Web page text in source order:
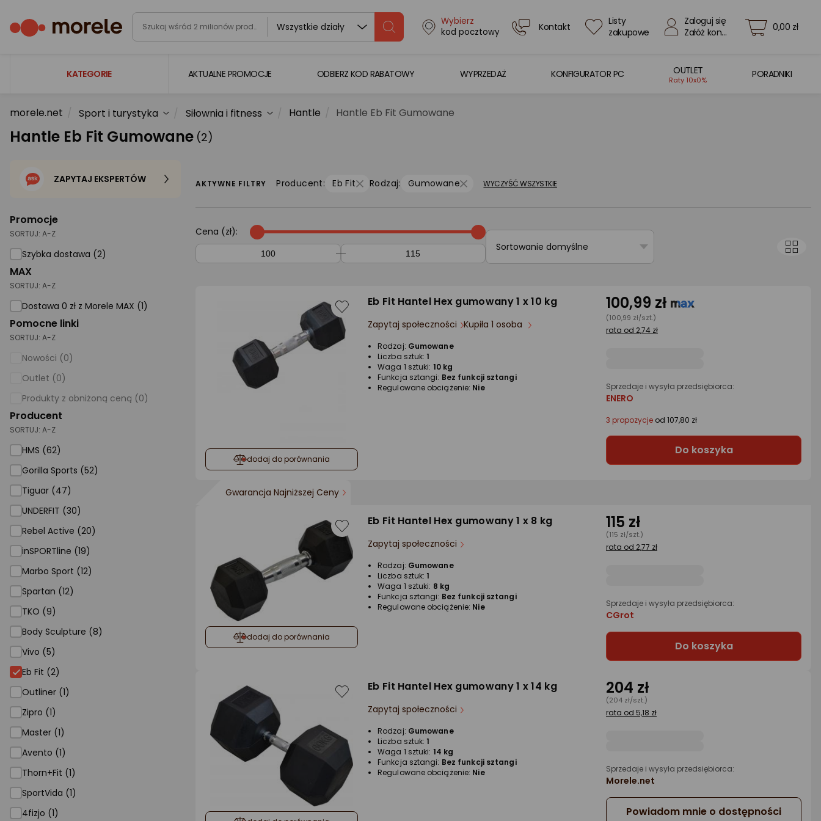
Wszystkie działy
Wybierz
kod pocztowy
Kontakt
Listy
zakupowe
Zaloguj się
Załóż konto
0,00 zł
KATEGORIE
Laptopy
Komputery
Gaming
Telewizory i audio
Foto i kamery
AGD duże
Dom i ogród
Biuro i firma
Sport i turystyka
Zabawki i dziecko
Supermarket
Strefa marek
AKTUALNE PROMOCJE ODBIERZ KOD RABATOWY WYPRZEDAŻ KONFIGURATOR PC OUTLET
Raty 10x0%
PORADNIKI
morele.net Sport i turystyka Siłownia i fitness Hantle Hantle Eb Fit Gumowane
Hantle Eb Fit Gumowane (2)
Promocje
SORTUJ: A-Z
Szybka dostawa (2)
MAX
SORTUJ: A-Z
Dostawa 0 zł z Morele MAX (1)
Pomocne linki
SORTUJ: A-Z
Nowości (0)
Outlet (0)
Produkty z obniżoną ceną (0)
Producent
SORTUJ: A-Z
HMS (62)
Gorilla Sports (52)
Tiguar (47)
UNDERFIT (30)
Rebel Active (20)
inSPORTline (19)
Marbo Sport (12)
Spartan (12)
TKO (9)
Body Sculpture (8)
Vivo (5)
Eb FitEb Fit (2)
Outliner (1)
Zipro (1)
Master (1)
Avento (1)
Thorn+Fit (1)
SportVida (1)
4fizjo (1)
ZAPYTAJ EKSPERTÓW AKTYWNE FILTRY Producent: Eb Fit Rodzaj: Gumowane WYCZYŚĆ WSZYSTKIE
Cena (zł):
Sortowanie domyślne
dodaj do porównania
Eb Fit ‎‎Hantel Hex gumowany 1 x 10 kg
Zapytaj społeczności Kupiła 1 osoba
Rodzaj: Gumowane
Liczba sztuk: 1
Waga 1 sztuki: 10 kg
Funkcja sztangi: Bez funkcji sztangi
Regulowane obciążenie: Nie
100,99 zł
(100,99 zł/szt.)
rata od 2,74 zł
Sprzedaje i wysyła przedsiębiorca:
ENERO
3 propozycje od 107,80 zł
Do koszyka
Gwarancja Najniższej Ceny
dodaj do porównania
Eb Fit ‎‎Hantel Hex gumowany 1 x 8 kg
Zapytaj społeczności
Rodzaj: Gumowane
Liczba sztuk: 1
Waga 1 sztuki: 8 kg
Funkcja sztangi: Bez funkcji sztangi
Regulowane obciążenie: Nie
115 zł
(115 zł/szt.)
rata od 2,77 zł
Sprzedaje i wysyła przedsiębiorca:
CGrot
Do koszyka
Eb Fit ‎‎Hantel Hex gumowany 1 x 14 kg
Zapytaj społeczności
Rodzaj: Gumowane
Liczba sztuk: 1
Waga 1 sztuki: 14 kg
Funkcja sztangi: Bez funkcji sztangi
Regulowane obciążenie: Nie
204 zł
(204 zł/szt.)
rata od 5,18 zł
Sprzedaje i wysyła przedsiębiorca:
Morele.net
Powiadom mnie o dostępności